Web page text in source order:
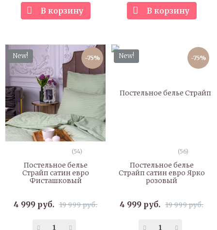
В корзину В корзину
New! -75%
(54)
Постельное белье
Страйп сатин евро
Фисташковый
4 999 руб. 19 999 руб.
New! -75%
(56)
Постельное белье
Страйп сатин евро Ярко
розовый
4 999 руб. 19 999 руб.